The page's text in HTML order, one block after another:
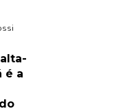
é a